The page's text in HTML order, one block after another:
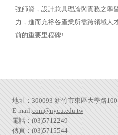
強師資，設計兼具理論與實務之學
力，進而充裕各產業所需跨領域人
前的重要里程碑!
地址：300093 新竹市東區大學路
E-mail:com@nycu.edu.tw
電話：(03)5712249
傳真：(03)5715544